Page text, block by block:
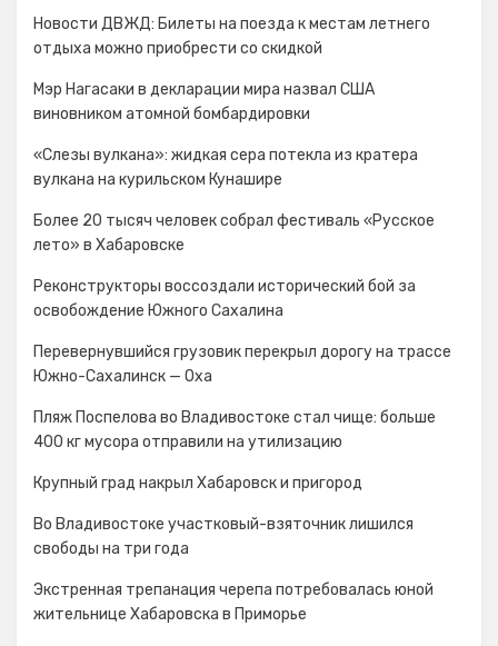
Новости ДВЖД: Билеты на поезда к местам летнего
отдыха можно приобрести со скидкой
Мэр Нагасаки в декларации мира назвал США
виновником атомной бомбардировки
«Слезы вулкана»: жидкая сера потекла из кратера
вулкана на курильском Кунашире
Более 20 тысяч человек собрал фестиваль «Русское
лето» в Хабаровске
Реконструкторы воссоздали исторический бой за
освобождение Южного Сахалина
Перевернувшийся грузовик перекрыл дорогу на трассе
Южно-Сахалинск — Оха
Пляж Поспелова во Владивостоке стал чище: больше
400 кг мусора отправили на утилизацию
Крупный град накрыл Хабаровск и пригород
Во Владивостоке участковый-взяточник лишился
свободы на три года
Экстренная трепанация черепа потребовалась юной
жительнице Хабаровска в Приморье